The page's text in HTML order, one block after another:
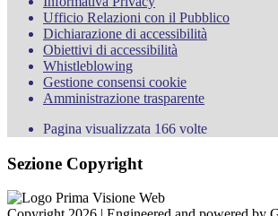
Ufficio Relazioni con il Pubblico
Dichiarazione di accessibilità
Obiettivi di accessibilità
Whistleblowing
Gestione consensi cookie
Amministrazione trasparente
Pagina visualizzata 166 volte
Sezione Copyright